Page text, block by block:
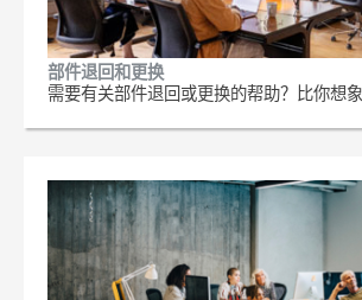
部件退回和更换
需要有关部件退回或更换的帮助？比你想象